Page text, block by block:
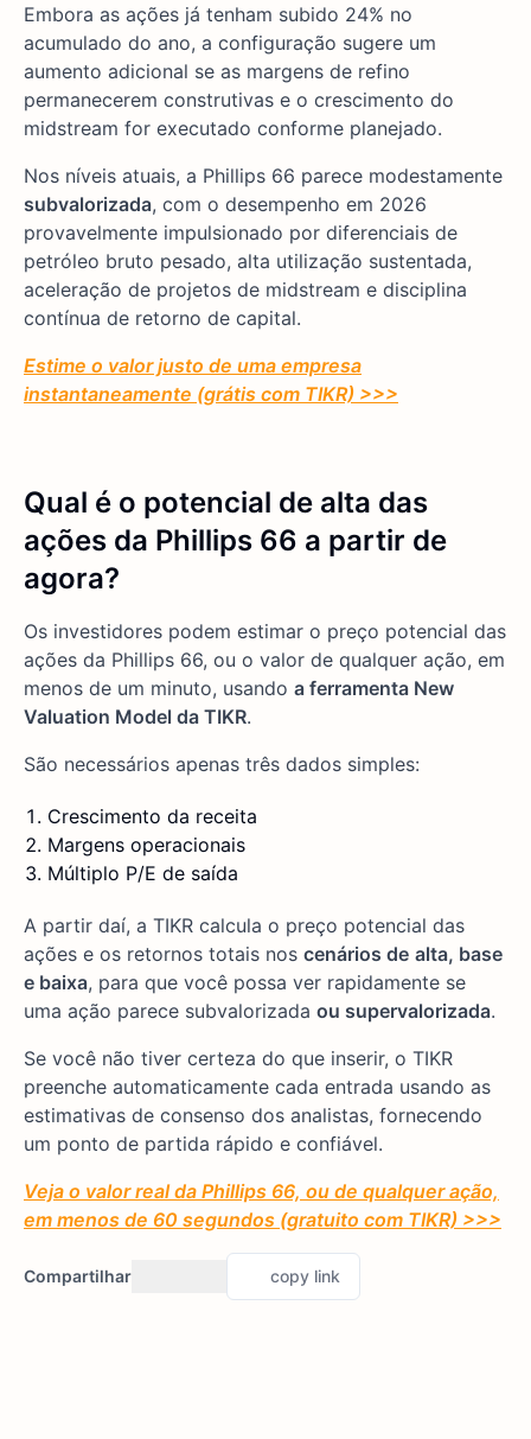
Embora as ações já tenham subido 24% no
acumulado do ano, a configuração sugere um
aumento adicional se as margens de refino
permanecerem construtivas e o crescimento do
midstream for executado conforme planejado.
Nos níveis atuais, a Phillips 66 parece modestamente
subvalorizada, com o desempenho em 2026
provavelmente impulsionado por diferenciais de
petróleo bruto pesado, alta utilização sustentada,
aceleração de projetos de midstream e disciplina
contínua de retorno de capital.
Estime o valor justo de uma empresa
instantaneamente (grátis com TIKR) >>>
Qual é o potencial de alta das
ações da Phillips 66 a partir de
agora?
Os investidores podem estimar o preço potencial das
ações da Phillips 66, ou o valor de qualquer ação, em
menos de um minuto, usando a ferramenta New
Valuation Model da TIKR.
São necessários apenas três dados simples:
Crescimento da receita
Margens operacionais
Múltiplo P/E de saída
A partir daí, a TIKR calcula o preço potencial das
ações e os retornos totais nos cenários de alta, base
e baixa, para que você possa ver rapidamente se
uma ação parece subvalorizada ou supervalorizada.
Se você não tiver certeza do que inserir, o TIKR
preenche automaticamente cada entrada usando as
estimativas de consenso dos analistas, fornecendo
um ponto de partida rápido e confiável.
Veja o valor real da Phillips 66, ou de qualquer ação,
em menos de 60 segundos (gratuito com TIKR) >>>
Compartilhar copy link